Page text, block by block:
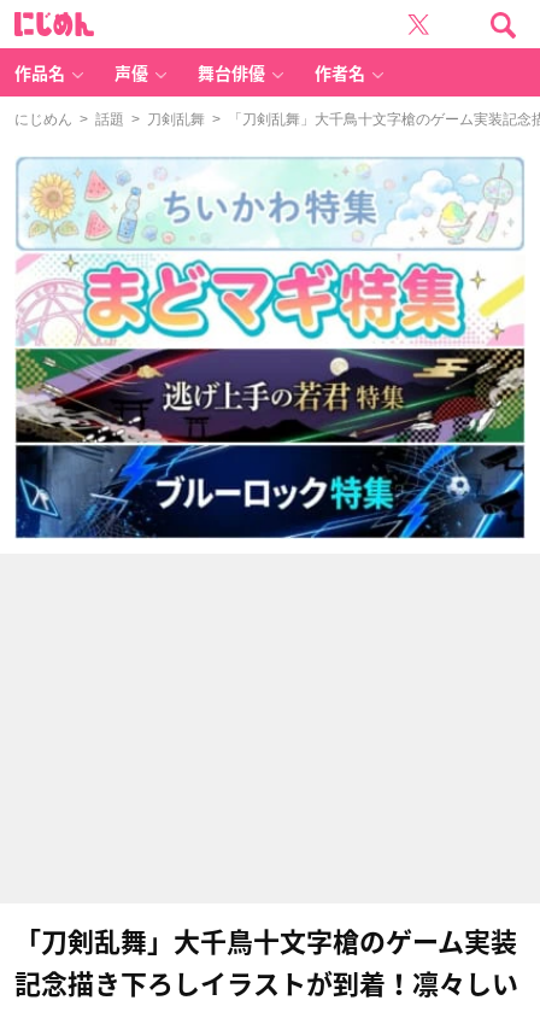
作品名 声優 舞台俳優 作者名
にじめん > 話題 > 刀剣乱舞 > 「刀剣乱舞」大千鳥十文字槍のゲーム実装記念
「刀剣乱舞」大千鳥十文字槍のゲーム実装
記念描き下ろしイラストが到着！凛々しい